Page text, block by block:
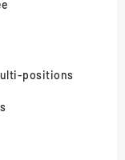
positions